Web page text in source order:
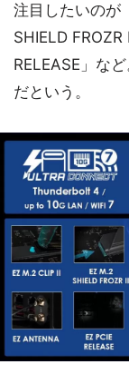
注目したいのが
SHIELD
RELEASE」な
だという。